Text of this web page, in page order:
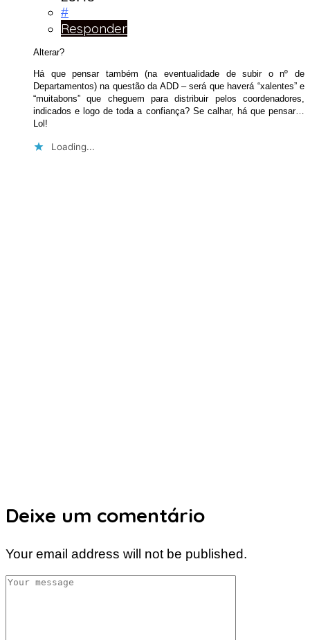
#
Responder
Alterar?
Há que pensar também (na eventualidade de subir o nº de
Departamentos) na questão da ADD – será que haverá “xalentes” e
“muitabons” que cheguem para distribuir pelos coordenadores,
indicados e logo de toda a confiança? Se calhar, há que pensar…
Lol!
Loading...
Deixe um comentário
Your email address will not be published.